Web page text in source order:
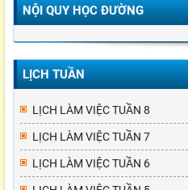
NỘI QUY HỌC ĐƯỜNG
LỊCH TUẦN
LỊCH LÀM VIỆC TUẦN 8
LỊCH LÀM VIỆC TUẦN 7
LỊCH LÀM VIỆC TUẦN 6